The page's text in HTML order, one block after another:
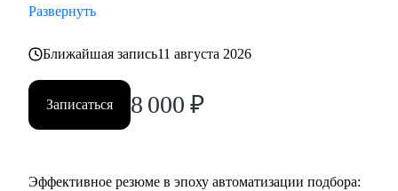
информационная безопасность),
Компьютерное зрение,
- Digital (маркетологи, дизайнеры, исследователи,
редакторы, smm)
- Education Tech (Педагогические дизайнеры, методологи)
Развернуть
Ближайшая запись11 августа 2026
Записаться 8 000 ₽
Эффективное резюме в эпоху автоматизации подбора: